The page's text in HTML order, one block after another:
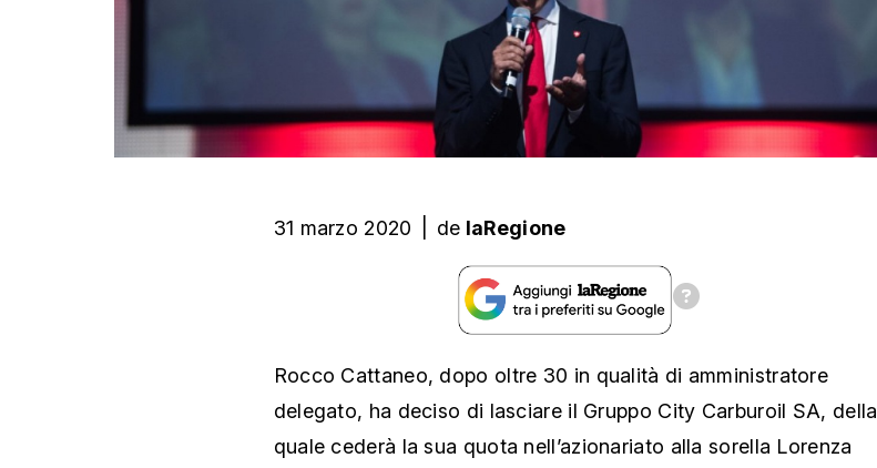
31 marzo 2020 de laRegione
Rocco Cattaneo, dopo oltre 30 in qualità di amministratore
delegato, ha deciso di lasciare il Gruppo City Carburoil SA, della
quale cederà la sua quota nell’azionariato alla sorella Lorenza